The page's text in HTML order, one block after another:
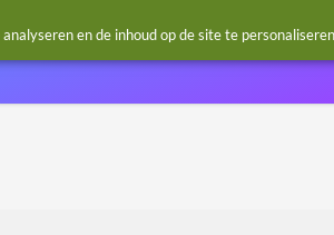
en de inhoud op de site te